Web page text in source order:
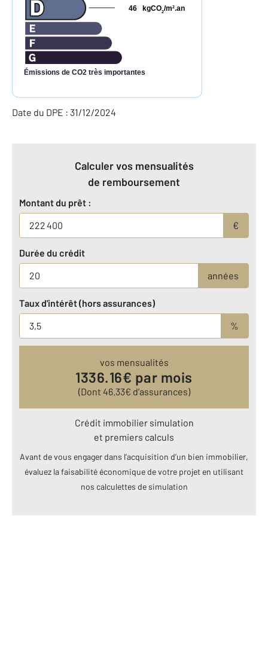
Émissions de CO2 très importantes
kgCO2/m2.an
46
Date du DPE : 31/12/2024
Calculer vos mensualités
de remboursement
Montant du prêt :
€
Durée du crédit
années
Taux d'intérêt (hors assurances)
%
vos mensualités
1336.16€ par mois
(Dont 46.33€ d’assurances)
Crédit immobilier simulation
et premiers calculs
Avant de vous engager dans l’acquisition d’un bien immobilier,
évaluez la faisabilité économique de votre projet en utilisant
nos calculettes de simulation